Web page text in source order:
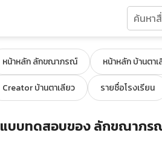
หน้าหลัก ลักขณาภรณ์ หน้าหลัก บ้านตา
Creator บ้านตาเลียว รายชื่อโรงเรียน
แบบทดสอบของ ลักขณาภ